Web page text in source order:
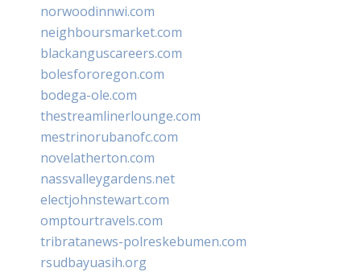
norwoodinnwi.com
neighboursmarket.com
blackanguscareers.com
bolesfororegon.com
bodega-ole.com
thestreamlinerlounge.com
mestrinorubanofc.com
novelatherton.com
nassvalleygardens.net
electjohnstewart.com
omptourtravels.com
tribratanews-polreskebumen.com
rsudbayuasih.org